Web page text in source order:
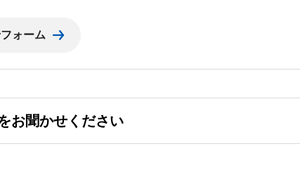
お聞かせください